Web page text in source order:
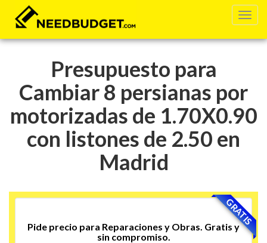
Presupuesto para
Cambiar 8 persianas por
motorizadas de 1.70X0.90
con listones de 2.50 en
Madrid
GRATIS
Pide precio para Reparaciones y Obras. Gratis y
sin compromiso.